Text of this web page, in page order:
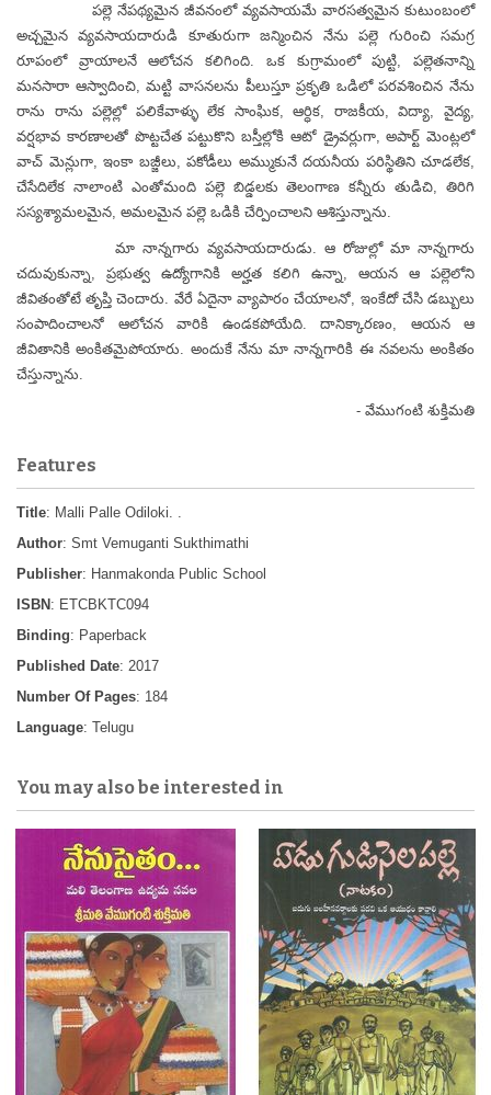
పల్లె నేపథ్యమైన జీవనంలో వ్యవసాయమే వారసత్వమైన కుటుంబంలో
అచ్చమైన వ్యవసాయదారుడి కూతురుగా జన్మించిన నేను పల్లె గురించి సమగ్ర
రూపంలో వ్రాయాలనే ఆలోచన కలిగింది. ఒక కుగ్రామంలో పుట్టి, పల్లెతనాన్ని
మనసారా ఆస్వాదించి, మట్టి వాసనలను పీలుస్తూ ప్రకృతి ఒడిలో పరవశించిన నేను
రాను రాను పల్లెల్లో పలికేవాళ్ళు లేక సాంఘిక, ఆర్ధిక, రాజకీయ, విద్యా, వైద్య,
వర్షభావ కారణాలతో పొట్టచేత పట్టుకొని బస్తీల్లోకి ఆటో డ్రైవర్లుగా, అపార్ట్ మెంట్లలో
వాచ్ మెన్లుగా, ఇంకా బజ్జీలు, పకోడీలు అమ్ముకునే దయనీయ పరిస్థితిని చూడలేక,
చేసేదిలేక నాలాంటి ఎంతోమంది పల్లె బిడ్డలకు తెలంగాణ కన్నీరు తుడిచి, తిరిగి
సస్యశ్యామలమైన, అమలమైన పల్లె ఒడికి చేర్పించాలని ఆశిస్తున్నాను.
మా నాన్నగారు వ్యవసాయదారుడు. ఆ రోజుల్లో మా నాన్నగారు
చదువుకున్నా, ప్రభుత్వ ఉద్యోగానికి అర్హత కలిగి ఉన్నా, ఆయన ఆ పల్లెలోని
జీవితంతోటే తృప్తి చెందారు. వేరే ఏదైనా వ్యాపారం చేయాలనో, ఇంకేదో చేసి డబ్బులు
సంపాదించాలనో ఆలోచన వారికి ఉండకపోయేది. దానిక్కారణం, ఆయన ఆ
జీవితానికి అంకితమైపోయారు. అందుకే నేను మా నాన్నగారికి ఈ నవలను అంకితం
చేస్తున్నాను.
- వేముగంటి శుక్తిమతి
Features
Title: Malli Palle Odiloki. .
Author: Smt Vemuganti Sukthimathi
Publisher: Hanmakonda Public School
ISBN : ETCBKTC094
Binding: Paperback
Published Date: 2017
Number Of Pages: 184
Language: Telugu
You may also be interested in